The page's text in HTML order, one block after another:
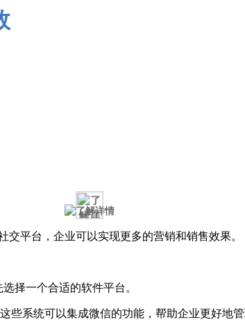
平台，企业可以实现更多的营销和销售效果。
择一个合适的软件平台。
些系统可以集成微信的功能，帮助企业更好地管